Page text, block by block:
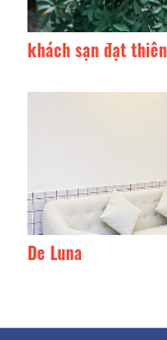
khách sạn đạt
De Luna